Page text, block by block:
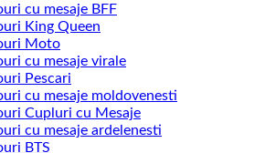
cu mesaje BFF
King Queen
Moto
cu mesaje virale
Pescari
cu mesaje moldovenesti
Cupluri cu Mesaje
cu mesaje ardelenesti
BTS